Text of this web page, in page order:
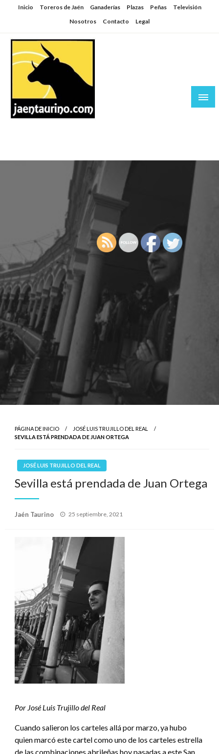
SaltarInicio Toreros de Jaén Ganaderías Plazas Peñas
Televisión
Nosotros
Contacto Legal
PÁGINA DE INICIO
JOSÉ LUIS TRUJILLO DEL REAL
SEVILLA ESTÁ PRENDADA DE JUAN ORTEGA
JOSÉ LUIS TRUJILLO DEL REAL
Sevilla está prendada de Juan Ortega
Jaén Taurino
Publicado
25 septiembre, 2021
Por José Luis Trujillo del Real
Cuando salieron los carteles allá por marzo, ya hubo
quien marcó este cartel como uno de los carteles estrella
de las combinaciones abrileñas hoy pasadas a este San